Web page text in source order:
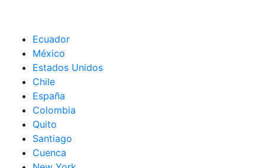
Ecuador
México
Estados Unidos
Chile
España
Colombia
Quito
Santiago
Cuenca